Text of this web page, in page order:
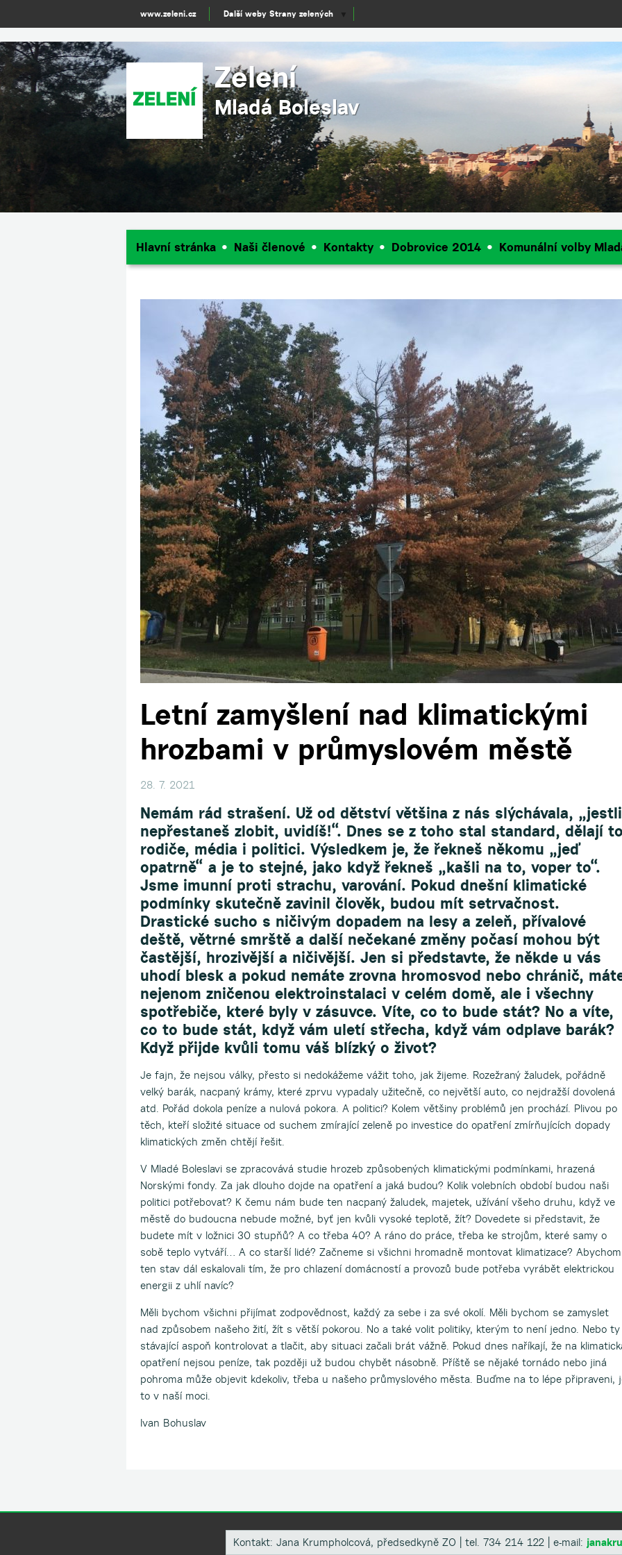
Zelení
Mladá Boleslav
Hlavní stránka Naši členové Kontakty Dobrovice 2014 Komunální volby
Letní zamyšlení nad klimatickými
hrozbami v průmyslovém městě
28. 7. 2021
Nemám rád strašení. Už od dětství většina z nás slýchávala, „jestli
nepřestaneš zlobit, uvidíš!“. Dnes se z toho stal standard, dělají
rodiče, média i politici. Výsledkem je, že řekneš někomu „jeď
opatrně“ a je to stejné, jako když řekneš „kašli na to, voper to“.
Jsme imunní proti strachu, varování. Pokud dnešní klimatické
podmínky skutečně zavinil člověk, budou mít setrvačnost.
Drastické sucho s ničivým dopadem na lesy a zeleň, přívalové
deště, větrné smrště a další nečekané změny počasí mohou být
častější, hrozivější a ničivější. Jen si představte, že někde u vás
uhodí blesk a pokud nemáte zrovna hromosvod nebo chránič,
nejenom zničenou elektroinstalaci v celém domě, ale i všechny
spotřebiče, které byly v zásuvce. Víte, co to bude stát? No a víte,
co to bude stát, když vám uletí střecha, když vám odplave barák?
Když přijde kvůli tomu váš blízký o život?
Je fajn, že nejsou války, přesto si nedokážeme vážit toho, jak žijeme. Rozežraný žaludek, pořádně
velký barák, nacpaný krámy, které zprvu vypadaly užitečně, co největší auto, co nejdražší dovolená
atd. Pořád dokola peníze a nulová pokora. A politici? Kolem většiny problémů jen prochází. Plivou po
těch, kteří složité situace od suchem zmírající zeleně po investice do opatření zmírňujících dopady
klimatických změn chtějí řešit.
V Mladé Boleslavi se zpracovává studie hrozeb způsobených klimatickými podmínkami, hrazená
Norskými fondy. Za jak dlouho dojde na opatření a jaká budou? Kolik volebních období budou naši
politici potřebovat? K čemu nám bude ten nacpaný žaludek, majetek, užívání všeho druhu, když ve
městě do budoucna nebude možné, byť jen kvůli vysoké teplotě, žít? Dovedete si představit, že
budete mít v ložnici 30 stupňů? A co třeba 40? A ráno do práce, třeba ke strojům, které samy o
sobě teplo vytváří… A co starší lidé? Začneme si všichni hromadně montovat klimatizace? Abychom
ten stav dál eskalovali tím, že pro chlazení domácností a provozů bude potřeba vyrábět elektrickou
energii z uhlí navíc?
Měli bychom všichni přijímat zodpovědnost, každý za sebe i za své okolí. Měli bychom se zamyslet
nad způsobem našeho žití, žít s větší pokorou. No a také volit politiky, kterým to není jedno. Nebo ty
stávající aspoň kontrolovat a tlačit, aby situaci začali brát vážně. Pokud dnes naříkají, že na
opatření nejsou peníze, tak později už budou chybět násobně. Příště se nějaké tornádo nebo jiná
pohroma může objevit kdekoliv, třeba u našeho průmyslového města. Buďme na to lépe připraveni,
to v naší moci.
Ivan Bohuslav
Kontakt: Jana Krumpholcová, předsedkyně ZO | tel. 734 214 122 | e-mail:
www.zeleni.cz Další weby Strany zelených ▼